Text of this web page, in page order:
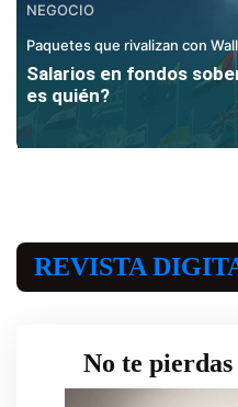
NEGOCIO
Paquetes que rivalizan con
Salarios en fondos
es quién?
REVISTA
No te